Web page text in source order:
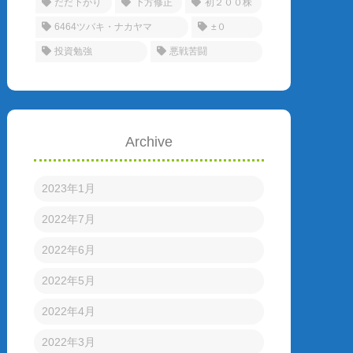
だだ下がり 下方修正 初２００株
6464ツバキ・ナカヤマ ±０
投資勉強 悪戦苦闘
Archive
2023年1月
2022年7月
2022年6月
2022年5月
2022年4月
2022年3月